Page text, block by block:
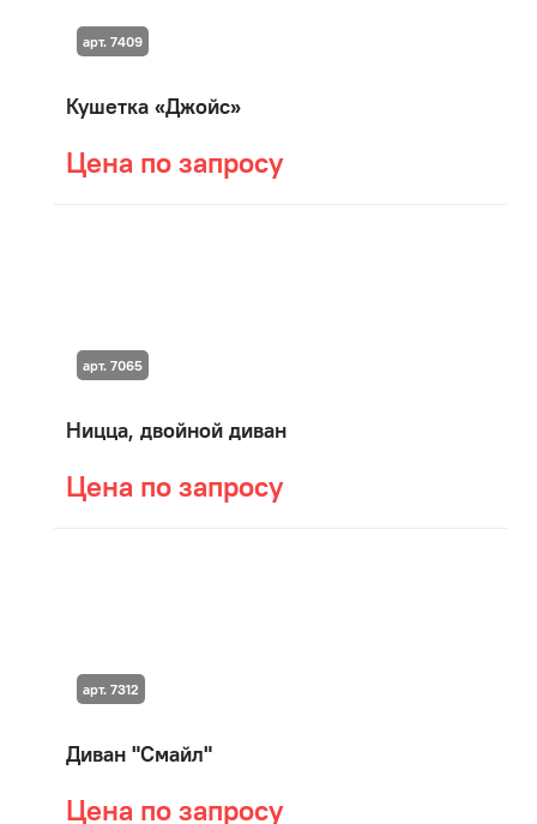
Кушетка «Джойс»
Цена по запросу
арт. 7409
Ницца, двойной диван
Цена по запросу
арт. 7065
Диван "Смайл"
Цена по запросу
арт. 7312